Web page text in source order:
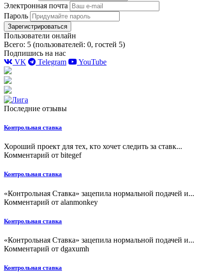
Электронная почта
Пароль
Зарегистрироваться
Пользователи онлайн
Всего: 5 (пользователей: 0, гостей 5)
Подпишись на нас
VK
Telegram YouTube
Последние отзывы
Контрольная ставка
Хороший проект для тех, кто хочет следить за ставк...
Комментарий от bitegef
Контрольная ставка
«Контрольная Ставка» зацепила нормальной подачей и...
Комментарий от alanmonkey
Контрольная ставка
«Контрольная Ставка» зацепила нормальной подачей и...
Комментарий от dgaxumh
Контрольная ставка